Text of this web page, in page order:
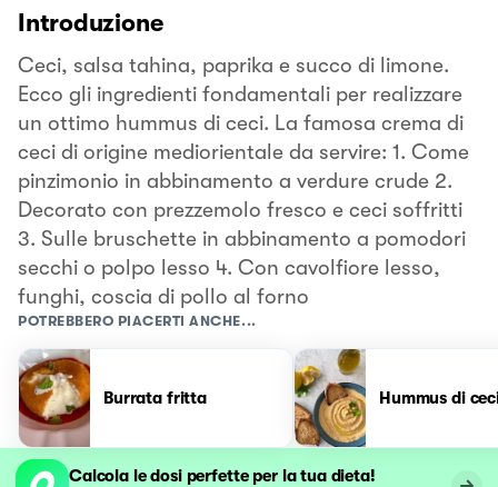
Introduzione
Ceci, salsa tahina, paprika e succo di limone.
Ecco gli ingredienti fondamentali per realizzare
un ottimo hummus di ceci. La famosa crema di
ceci di origine mediorientale da servire: 1. Come
pinzimonio in abbinamento a verdure crude 2.
Decorato con prezzemolo fresco e ceci soffritti
3. Sulle bruschette in abbinamento a pomodori
secchi o polpo lesso 4. Con cavolfiore lesso,
funghi, coscia di pollo al forno
POTREBBERO PIACERTI ANCHE...
Burrata fritta Hummus di
Calcola le dosi perfette per la tua dieta!